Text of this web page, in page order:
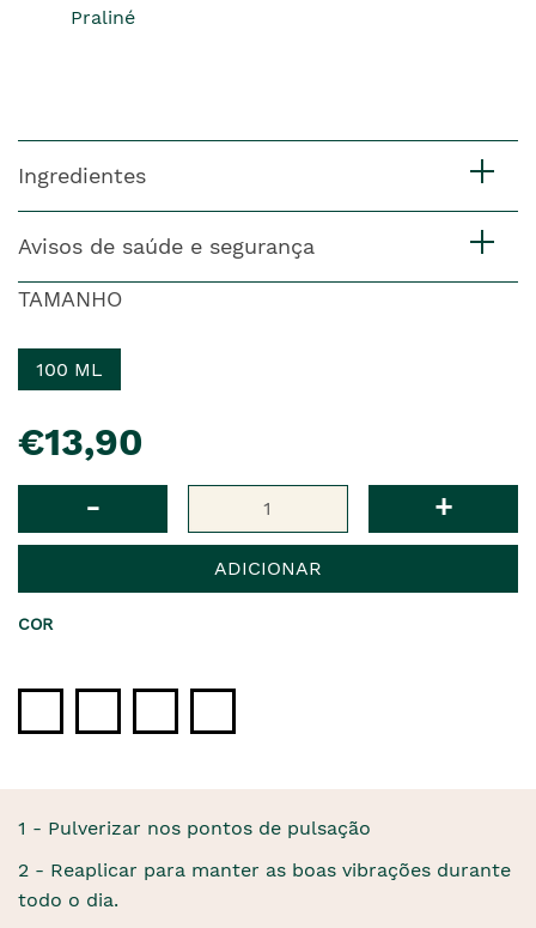
Praliné
Ingredientes
Avisos de saúde e segurança
TAMANHO
100 ML
€13,90
- +
ADICIONAR
COR
1 - Pulverizar nos pontos de pulsação
2 - Reaplicar para manter as boas vibrações durante
todo o dia.